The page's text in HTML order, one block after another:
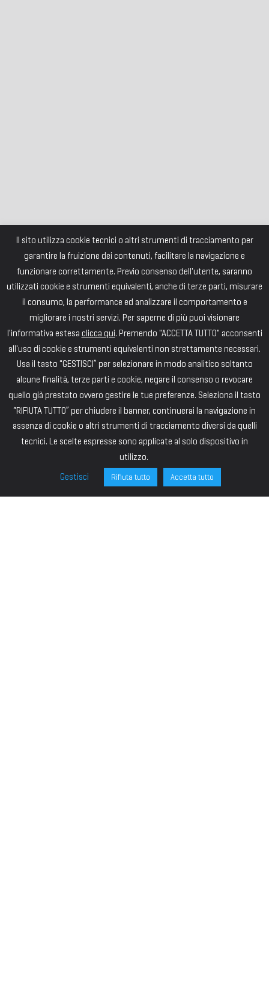
Il sito utilizza cookie tecnici o altri strumenti di tracciamento per
garantire la fruizione dei contenuti, facilitare la navigazione e
funzionare correttamente. Previo consenso dell'utente, saranno
utilizzati cookie e strumenti equivalenti, anche di terze parti, misurare
il consumo, la performance ed analizzare il comportamento e
migliorare i nostri servizi. Per saperne di più puoi visionare
l'informativa estesa clicca qui. Premendo "ACCETTA TUTTO" acconsenti
all'uso di cookie e strumenti equivalenti non strettamente necessari.
Usa il tasto "GESTISCI” per selezionare in modo analitico soltanto
alcune finalità, terze parti e cookie, negare il consenso o revocare
quello già prestato ovvero gestire le tue preferenze. Seleziona il tasto
“RIFIUTA TUTTO” per chiudere il banner, continuerai la navigazione in
assenza di cookie o altri strumenti di tracciamento diversi da quelli
tecnici. Le scelte espresse sono applicate al solo dispositivo in
utilizzo.
Gestisci
Rifiuta tutto Accetta tutto